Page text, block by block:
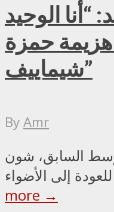
الوحيد
هزيمة حمزة
شيماييف”
ByAmr
السابق، شون
more →